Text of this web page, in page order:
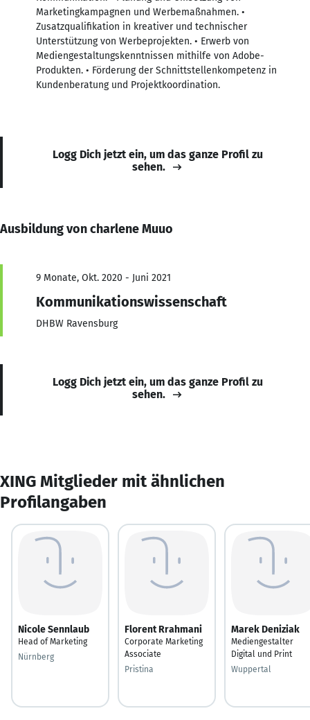
Marketingkampagnen und Werbemaßnahmen. •
Zusatzqualifikation in kreativer und technischer
Unterstützung von Werbeprojekten. • Erwerb von
Mediengestaltungskenntnissen mithilfe von Adobe-
Produkten. • Förderung der Schnittstellenkompetenz in
Kundenberatung und Projektkoordination.
Logg Dich jetzt ein, um das ganze Profil zu
sehen.
Ausbildung von charlene Muuo
9 Monate, Okt. 2020 - Juni 2021
Kommunikationswissenschaft
DHBW Ravensburg
Logg Dich jetzt ein, um das ganze Profil zu
sehen.
XING Mitglieder mit ähnlichen
Profilangaben
Nicole Sennlaub
Head of Marketing
Nürnberg
Florent Rrahmani
Corporate Marketing
Associate
Pristina
Marek Deniziak
Mediengestalter
Digital und Print
Wuppertal